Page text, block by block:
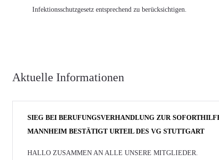
Infektionsschutzgesetz entsprechend zu berücksichtigen.
Aktuelle Informationen
SIEG BEI BERUFUNGSVERHANDLUNG ZUR
MANNHEIM BESTÄTIGT URTEIL DES VG STUTTGART
HALLO ZUSAMMEN AN ALLE UNSERE MITGLIEDER.